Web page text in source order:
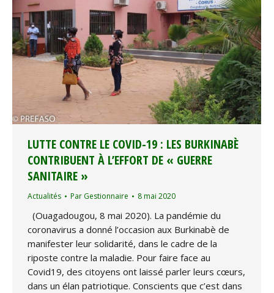
LUTTE CONTRE LE COVID-19 : LES BURKINABÈ
CONTRIBUENT À L’EFFORT DE « GUERRE
SANITAIRE »
Actualités Par Gestionnaire 8 mai 2020
(Ouagadougou, 8 mai 2020). La pandémie du
coronavirus a donné l’occasion aux Burkinabè de
manifester leur solidarité, dans le cadre de la
riposte contre la maladie. Pour faire face au
Covid19, des citoyens ont laissé parler leurs cœurs,
dans un élan patriotique. Conscients que c’est dans